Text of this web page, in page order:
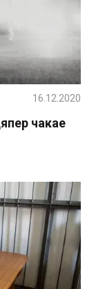
чакае
16.12.2020